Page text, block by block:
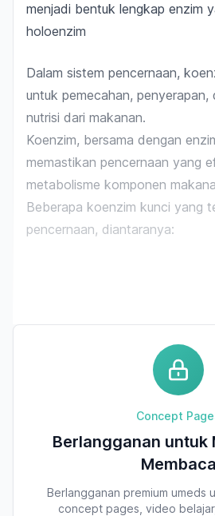
menjadi bentuk lengkap enzim
holoenzim
Dalam sistem pencernaan,
untuk pemecahan, penyerapan,
nutrisi dari makanan.
Koenzim, bersama dengan
memastikan pencernaan yang
metabolisme komponen
Beberapa koenzim kunci yang
pencernaan, diantaranya:
Concept
Berlangganan untuk
Membaca
Berlangganan premium umeds
concept pages, video